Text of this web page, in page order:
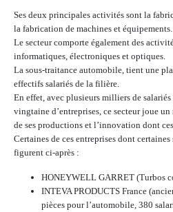
Ses deux principales activités sont la
la fabrication de machines et équipements.
Le secteur comporte également des
informatiques, électroniques et optiques.
La sous-traitance automobile, tient une
effectifs salariés de la filière.
En effet, avec plusieurs milliers de
vingtaine d’entreprises, ce secteur joue
de ses productions et l’innovation dont
Certaines de ces entreprises dont
figurent ci-après :
HONEYWELL GARRET (Turbos
INTEVA PRODUCTS France
pièces pour l’automobile, 380